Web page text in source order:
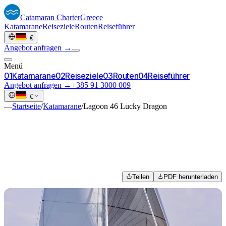
Catamaran CharterGreece
KatamaraneReisezieleRoutenReiseführer
· €
Angebot anfragen →
Menü
01Katamarane02Reiseziele03Routen04Reiseführer
Angebot anfragen →+385 91 3000 009
· €
—Startseite/Katamarane/Lagoon 46 Lucky Dragon
Teilen PDF herunterladen